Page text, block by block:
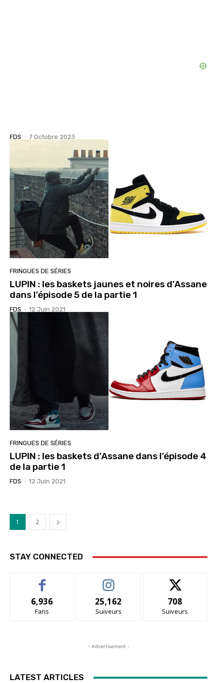
FDS - 7 Octobre 2023
FRINGUES DE SÉRIES
LUPIN : les baskets jaunes et noires d’Assane
dans l’épisode 5 de la partie 1
FDS - 12 Juin 2021
FRINGUES DE SÉRIES
LUPIN : les baskets d’Assane dans l’épisode 4
de la partie 1
FDS - 12 Juin 2021
1 2
STAY CONNECTED
6,936
Fans
25,162
Suiveurs
708
Suiveurs
- Advertisement -
LATEST ARTICLES